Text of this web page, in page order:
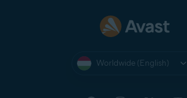
Worldwide (English)